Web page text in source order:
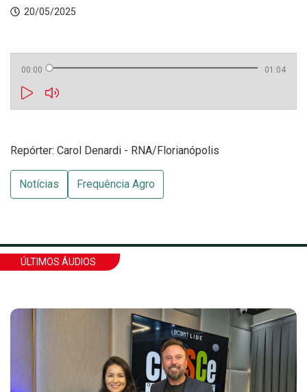
20/05/2025
00:00 01:04
Repórter: Carol Denardi - RNA/Florianópolis
Notícias Frequência Agro
ÚLTIMOS ÁUDIOS